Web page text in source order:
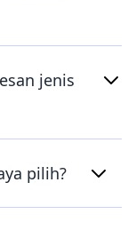
jenis
pilih?